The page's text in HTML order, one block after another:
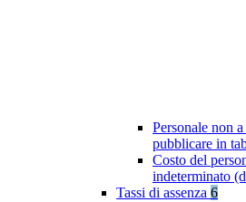
Personale non
pubblicare in
Costo del
indeterminato
Tassi di assenza 6